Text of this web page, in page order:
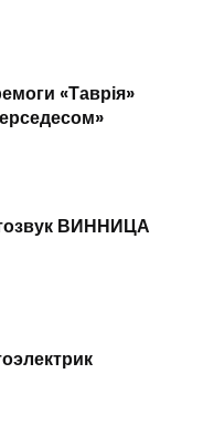
«Таврія»
ВИННИЦА